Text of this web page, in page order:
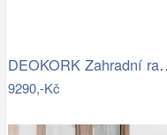
DEOKORK
9290,-Kč